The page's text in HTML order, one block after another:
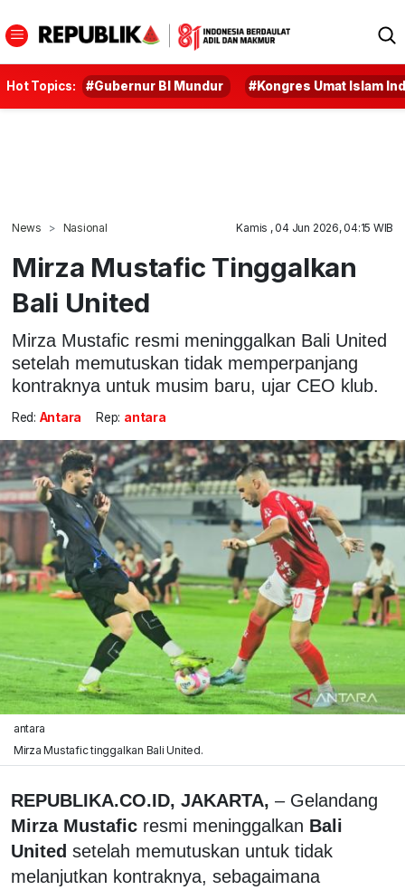
Hot Topics: #Gubernur BI Mundur #Kongres Umat Islam
News Nasional Kamis , 04 Jun 2026, 04:15 WIB
Mirza Mustafic Tinggalkan
Bali United
Mirza Mustafic resmi meninggalkan Bali United
setelah memutuskan tidak memperpanjang
kontraknya untuk musim baru, ujar CEO klub.
Red: Antara Rep: antara
antara
Mirza Mustafic tinggalkan Bali United.
REPUBLIKA.CO.ID, JAKARTA, – Gelandang
Mirza Mustafic resmi meninggalkan Bali
United setelah memutuskan untuk tidak
melanjutkan kontraknya, sebagaimana